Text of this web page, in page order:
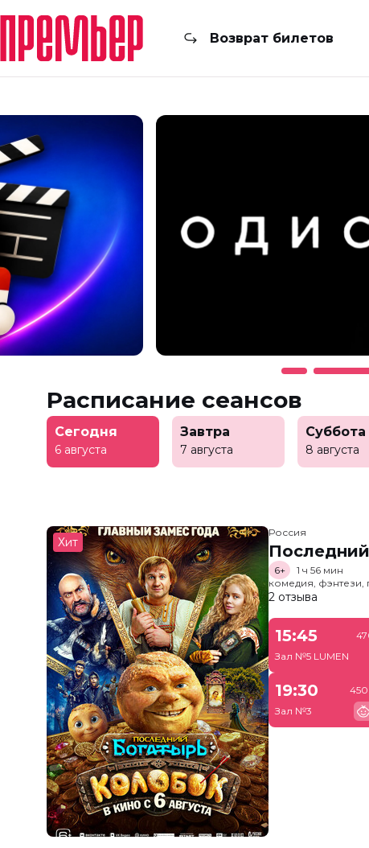
Возврат билетов
Расписание сеансов
Сегодня
6 августа
Завтра
7 августа
Суббота
8 августа
Хит
Россия
6+
1 ч 56 мин
комедия,
2 отзыва
15:45
Зал №5 LUMEN
19:30
Зал №3
450